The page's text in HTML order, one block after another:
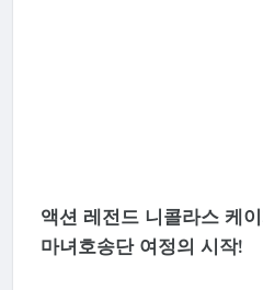
액션 레전드 니콜라스 케
마녀호송단 여정의 시작!